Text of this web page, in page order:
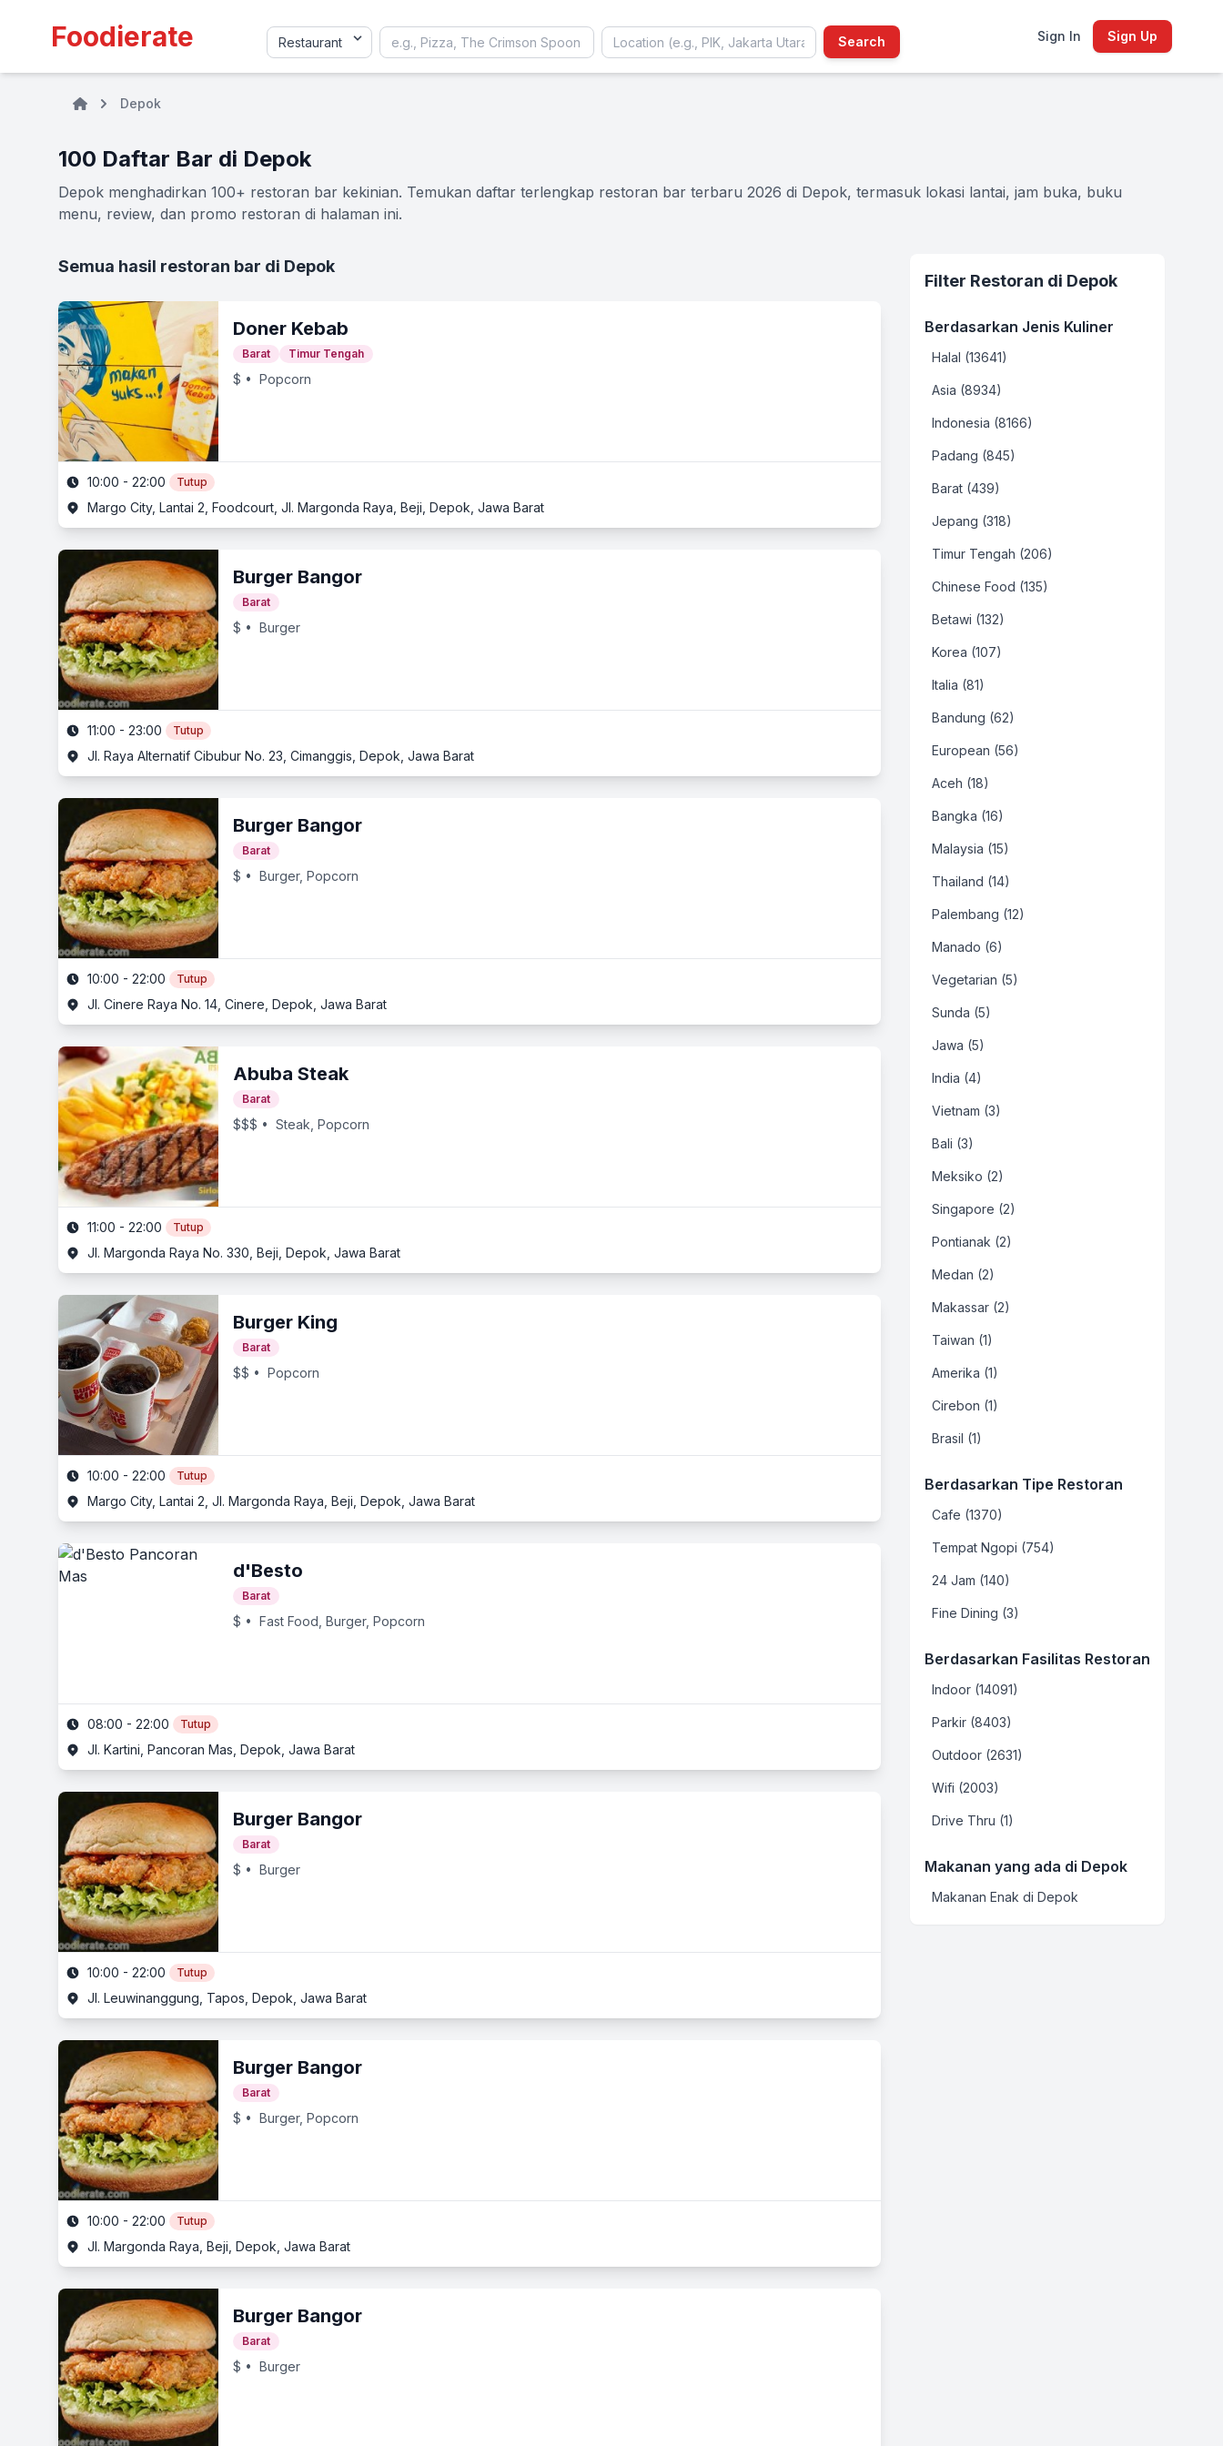
Foodierate Search Sign In Sign Up
Depok
100 Daftar Bar di Depok
Depok menghadirkan 100+ restoran bar kekinian. Temukan daftar terlengkap restoran bar terbaru 2026 di Depok, termasuk lokasi lantai, jam buka, buku
menu, review, dan promo restoran di halaman ini.
Semua hasil restoran bar di Depok
Doner Kebab
Barat Timur Tengah
$ • Popcorn
10:00 - 22:00 Tutup
Margo City, Lantai 2, Foodcourt, Jl. Margonda Raya, Beji, Depok, Jawa Barat
Burger Bangor
Barat
$ • Burger
11:00 - 23:00 Tutup
Jl. Raya Alternatif Cibubur No. 23, Cimanggis, Depok, Jawa Barat
Burger Bangor
Barat
$ • Burger, Popcorn
10:00 - 22:00 Tutup
Jl. Cinere Raya No. 14, Cinere, Depok, Jawa Barat
Abuba Steak
Barat
$$$ • Steak, Popcorn
11:00 - 22:00 Tutup
Jl. Margonda Raya No. 330, Beji, Depok, Jawa Barat
Burger King
Barat
$$ • Popcorn
10:00 - 22:00 Tutup
Margo City, Lantai 2, Jl. Margonda Raya, Beji, Depok, Jawa Barat
d'Besto
Barat
$ • Fast Food, Burger, Popcorn
08:00 - 22:00 Tutup
Jl. Kartini, Pancoran Mas, Depok, Jawa Barat
Burger Bangor
Barat
$ • Burger
10:00 - 22:00 Tutup
Jl. Leuwinanggung, Tapos, Depok, Jawa Barat
Burger Bangor
Barat
$ • Burger, Popcorn
10:00 - 22:00 Tutup
Jl. Margonda Raya, Beji, Depok, Jawa Barat
Burger Bangor
Barat
$ • Burger
Filter Restoran di Depok
Berdasarkan Jenis Kuliner
Halal (13641)
Asia (8934)
Indonesia (8166)
Padang (845)
Barat (439)
Jepang (318)
Timur Tengah (206)
Chinese Food (135)
Betawi (132)
Korea (107)
Italia (81)
Bandung (62)
European (56)
Aceh (18)
Bangka (16)
Malaysia (15)
Thailand (14)
Palembang (12)
Manado (6)
Vegetarian (5)
Sunda (5)
Jawa (5)
India (4)
Vietnam (3)
Bali (3)
Meksiko (2)
Singapore (2)
Pontianak (2)
Medan (2)
Makassar (2)
Taiwan (1)
Amerika (1)
Cirebon (1)
Brasil (1)
Berdasarkan Tipe Restoran
Cafe (1370)
Tempat Ngopi (754)
24 Jam (140)
Fine Dining (3)
Berdasarkan Fasilitas Restoran
Indoor (14091)
Parkir (8403)
Outdoor (2631)
Wifi (2003)
Drive Thru (1)
Makanan yang ada di Depok
Makanan Enak di Depok